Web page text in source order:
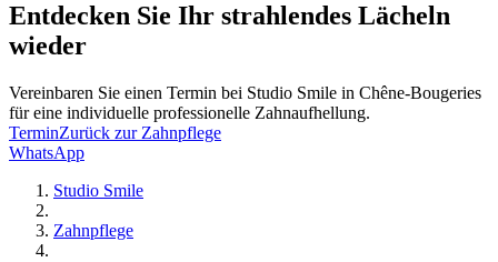
Entdecken Sie Ihr strahlendes Lächeln
wieder
Vereinbaren Sie einen Termin bei Studio Smile in Chêne-Bougeries
für eine individuelle professionelle Zahnaufhellung.
TerminZurück zur Zahnpflege
WhatsApp
Studio Smile
Zahnpflege